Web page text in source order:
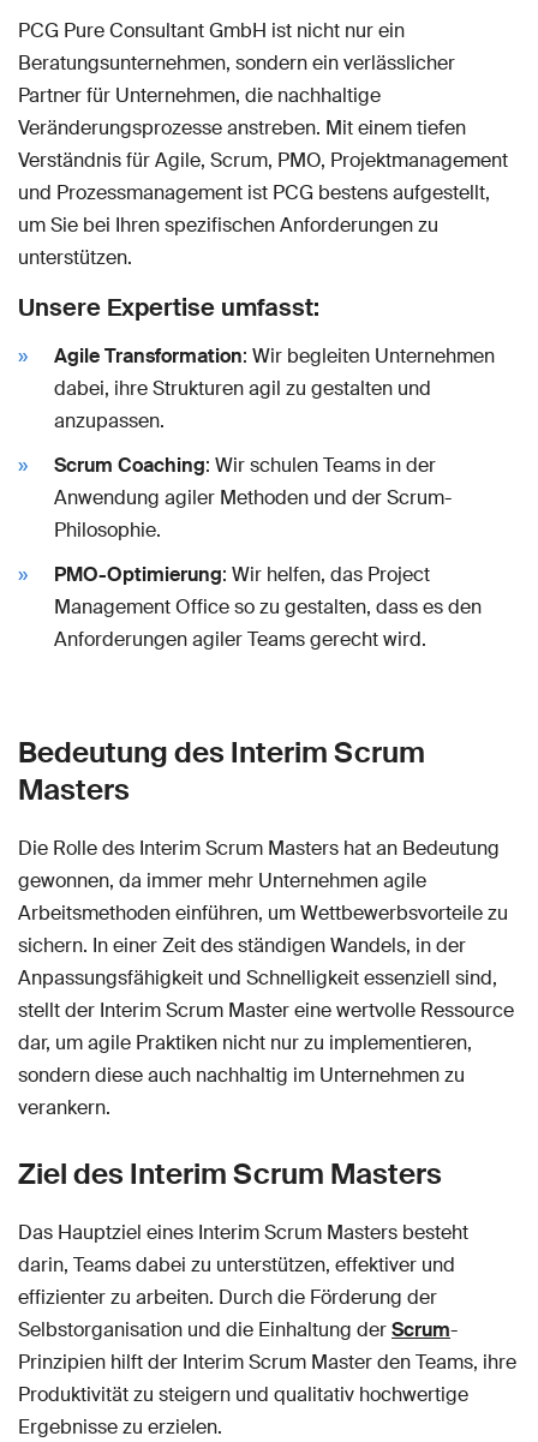
PCG Pure Consultant GmbH ist nicht nur ein
Beratungsunternehmen, sondern ein verlässlicher
Partner für Unternehmen, die nachhaltige
Veränderungsprozesse anstreben. Mit einem tiefen
Verständnis für Agile, Scrum, PMO, Projektmanagement
und Prozessmanagement ist PCG bestens aufgestellt,
um Sie bei Ihren spezifischen Anforderungen zu
unterstützen.
Unsere Expertise umfasst:
Agile Transformation: Wir begleiten Unternehmen
dabei, ihre Strukturen agil zu gestalten und
anzupassen.
Scrum Coaching: Wir schulen Teams in der
Anwendung agiler Methoden und der Scrum-
Philosophie.
PMO-Optimierung: Wir helfen, das Project
Management Office so zu gestalten, dass es den
Anforderungen agiler Teams gerecht wird.
Bedeutung des Interim Scrum
Masters
Die Rolle des Interim Scrum Masters hat an Bedeutung
gewonnen, da immer mehr Unternehmen agile
Arbeitsmethoden einführen, um Wettbewerbsvorteile zu
sichern. In einer Zeit des ständigen Wandels, in der
Anpassungsfähigkeit und Schnelligkeit essenziell sind,
stellt der Interim Scrum Master eine wertvolle Ressource
dar, um agile Praktiken nicht nur zu implementieren,
sondern diese auch nachhaltig im Unternehmen zu
verankern.
Ziel des Interim Scrum Masters
Das Hauptziel eines Interim Scrum Masters besteht
darin, Teams dabei zu unterstützen, effektiver und
effizienter zu arbeiten. Durch die Förderung der
Selbstorganisation und die Einhaltung derScrum-
Prinzipien hilft der Interim Scrum Master den Teams, ihre
Produktivität zu steigern und qualitativ hochwertige
Ergebnisse zu erzielen.